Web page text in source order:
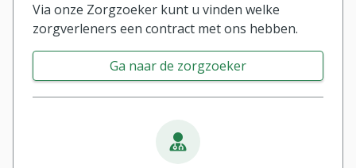
Via onze Zorgzoeker kunt u vinden welke
zorgverleners een contract met ons hebben.
Ga naar de zorgzoeker